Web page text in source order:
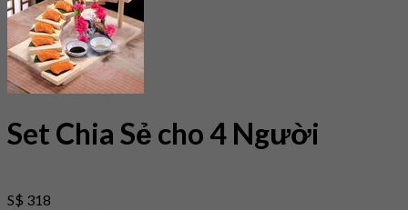
Set Chia Sẻ cho 4 Người
S$ 318